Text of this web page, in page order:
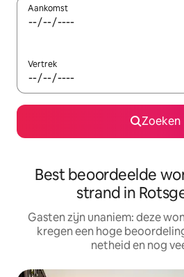
Aankomst
Vertrek
Zoeken
Best beoordeelde
strand in
Gasten zijn unaniem: deze
kregen een hoge
netheid en nog